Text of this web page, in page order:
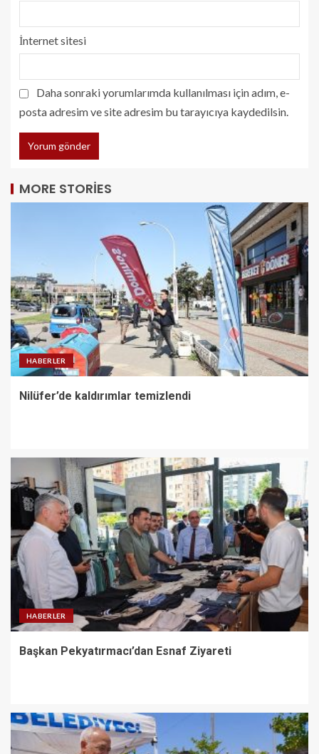
İnternet sitesi
Daha sonraki yorumlarımda kullanılması için adım, e-
posta adresim ve site adresim bu tarayıcıya kaydedilsin.
MORE STORIES
HABERLER
Nilüfer’de kaldırımlar temizlendi
HABERLER
Başkan Pekyatırmacı’dan Esnaf Ziyareti